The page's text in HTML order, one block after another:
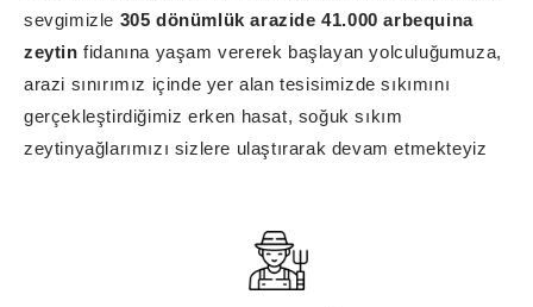
sevgimizle 305 dönümlük arazide 41.000 arbequina
zeytin fidanına yaşam vererek başlayan yolculuğumuza,
arazi sınırımız içinde yer alan tesisimizde sıkımını
gerçekleştirdiğimiz erken hasat, soğuk sıkım
zeytinyağlarımızı sizlere ulaştırarak devam etmekteyiz